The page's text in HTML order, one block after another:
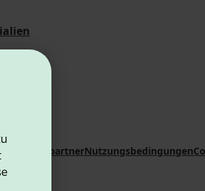
Nutzungsbedingungen